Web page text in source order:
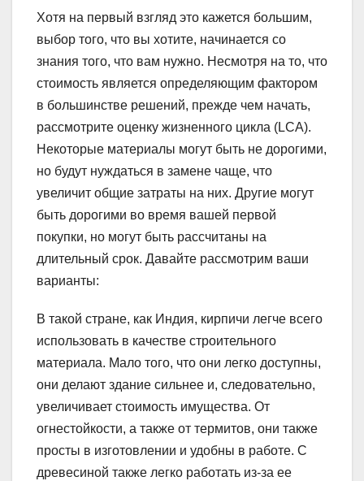
Хотя на первый взгляд это кажется большим,
выбор того, что вы хотите, начинается со
знания того, что вам нужно. Несмотря на то, что
стоимость является определяющим фактором
в большинстве решений, прежде чем начать,
рассмотрите оценку жизненного цикла (LCA).
Некоторые материалы могут быть не дорогими,
но будут нуждаться в замене чаще, что
увеличит общие затраты на них. Другие могут
быть дорогими во время вашей первой
покупки, но могут быть рассчитаны на
длительный срок. Давайте рассмотрим ваши
варианты:
В такой стране, как Индия, кирпичи легче всего
использовать в качестве строительного
материала. Мало того, что они легко доступны,
они делают здание сильнее и, следовательно,
увеличивает стоимость имущества. От
огнестойкости, а также от термитов, они также
просты в изготовлении и удобны в работе. С
древесиной также легко работать из-за ее